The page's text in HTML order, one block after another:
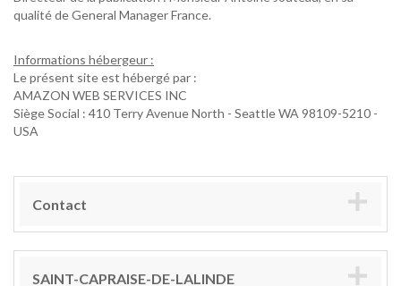
qualité de General Manager France.
Informations hébergeur :
Le présent site est hébergé par :
AMAZON WEB SERVICES INC
Siège Social : 410 Terry Avenue North - Seattle WA 98109-5210 -
USA
Contact
SAINT-CAPRAISE-DE-LALINDE